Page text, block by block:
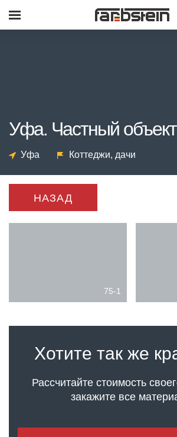
Уфа. Частный объект
Уфа Коттеджи, дачи
НАЗАД
75-1
Хотите так же
Рассчитайте стоимость
закажите все